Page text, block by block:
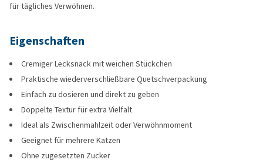
für tägliches Verwöhnen.
Eigenschaften
Cremiger Lecksnack mit weichen Stückchen
Praktische wiederverschließbare Quetschverpackung
Einfach zu dosieren und direkt zu geben
Doppelte Textur für extra Vielfalt
Ideal als Zwischenmahlzeit oder Verwöhnmoment
Geeignet für mehrere Katzen
Ohne zugesetzten Zucker